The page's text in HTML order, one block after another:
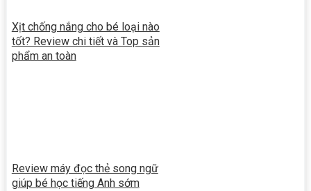
Xịt chống nắng cho bé loại nào
tốt? Review chi tiết và Top sản
phẩm an toàn
Review máy đọc thẻ song ngữ
giúp bé học tiếng Anh sớm